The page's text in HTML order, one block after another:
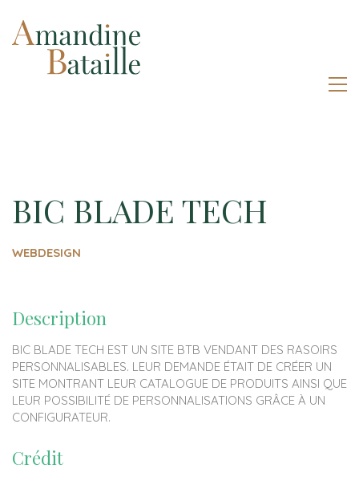
BIC BLADE TECH
WEBDESIGN
Description
BIC BLADE TECH EST UN SITE BTB VENDANT DES RASOIRS
PERSONNALISABLES. LEUR DEMANDE ÉTAIT DE CRÉER UN
SITE MONTRANT LEUR CATALOGUE DE PRODUITS AINSI QUE
LEUR POSSIBILITÉ DE PERSONNALISATIONS GRÂCE À UN
CONFIGURATEUR.
Crédit